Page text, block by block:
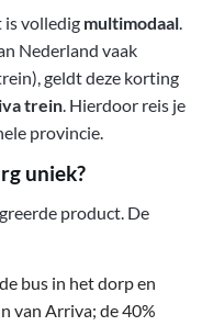
is volledig multimodaal.
Nederland vaak
geldt deze korting
trein. Hierdoor reis je
provincie.
uniek?
product. De
bus in het dorp en
van Arriva; de 40%